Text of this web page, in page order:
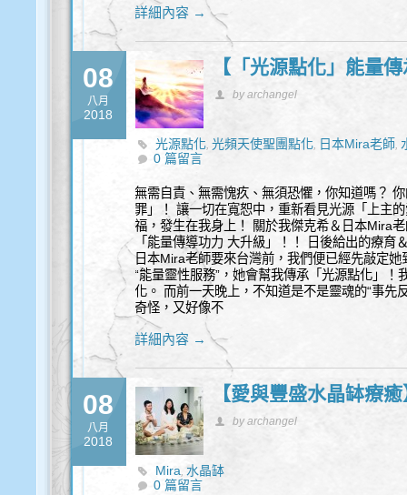
詳細內容 →
08
八月
2018
【「光源點化」能量
by archangel
光源點化,光頻天使聖團點化, 日本Mira老師,
0 篇留言
無需自責、無需愧疚、無須恐懼，你知道嗎？
罪」！ 讓一切在寬恕中，重新看見光源「上主
福，發生在我身上！ 關於我傑克希＆日本Mira
「能量傳導功力 大升級」！！ 日後給出的療
日本Mira老師要來台灣前，我們便已經先敲定
“能量靈性服務”，她會幫我傳承「光源點化」
化。 而前一天晚上，不知道是不是靈魂的“事先
奇怪，又好像不
詳細內容 →
08
八月
2018
【愛與豐盛水晶缽療
by archangel
Mira,水晶缽
0 篇留言